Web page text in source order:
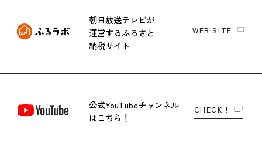
朝日放送テレビが
運営するふるさと
納税サイト
WEB SITE
公式YouTubeチャンネル
はこちら！
CHECK！